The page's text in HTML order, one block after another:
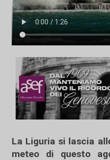
La Liguria si lascia
meteo di questo